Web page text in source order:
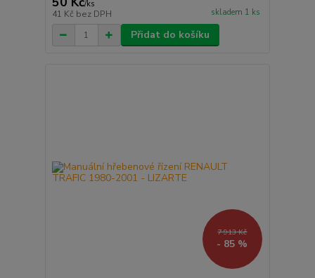
/ks
41 Kč bez DPH skladem 1 ks
Přidat do košíku
7 913 Kč
- 85 %